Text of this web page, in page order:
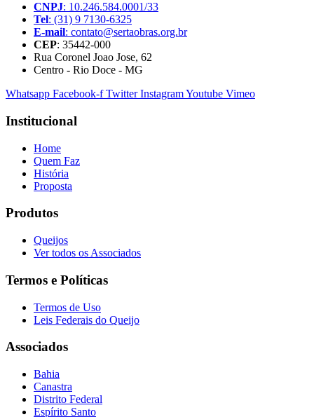
CNPJ: 10.246.584.0001/33
Tel: (31) 9 7130-6325
E-mail: contato@sertaobras.org.br
CEP: 35442-000
Rua Coronel Joao Jose, 62
Centro - Rio Doce - MG
Whatsapp Facebook-f Twitter InstagramYoutube Vimeo
Institucional
Home
Quem Faz
História
Proposta
Produtos
Queijos
Ver todos os Associados
Termos e Políticas
Termos de Uso
Leis Federais do Queijo
Associados
Bahia
Canastra
Distrito Federal
Espírito Santo